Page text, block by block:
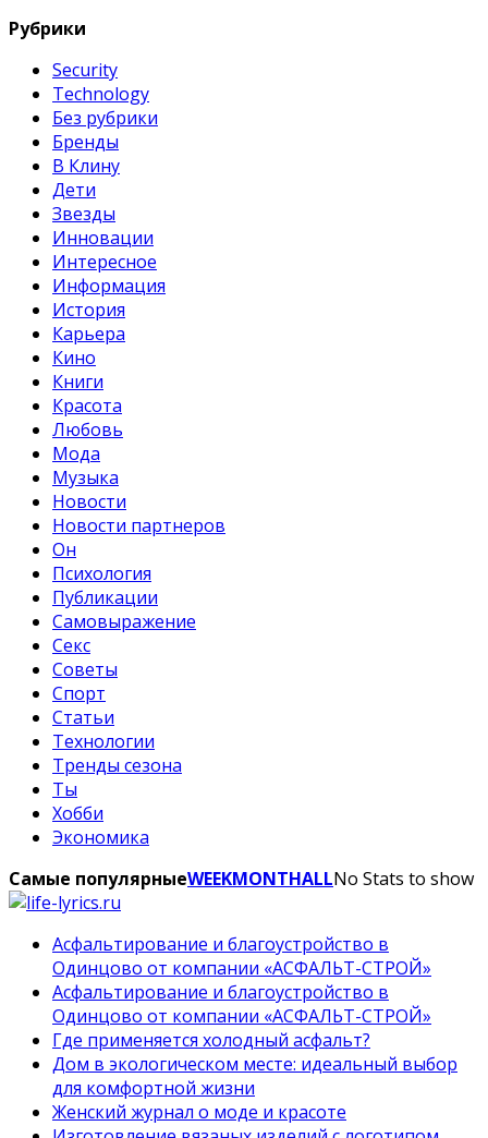
Рубрики
Security
Technology
Без рубрики
Бренды
В Клину
Дети
Звезды
Инновации
Интересное
Информация
История
Карьера
Кино
Книги
Красота
Любовь
Мода
Музыка
Новости
Новости партнеров
Он
Психология
Публикации
Самовыражение
Секс
Советы
Спорт
Статьи
Технологии
Тренды сезона
Ты
Хобби
Экономика
Самые популярныеWEEKMONTHALLNo Stats to show
Асфальтирование и благоустройство в
Одинцово от компании «АСФАЛЬТ-СТРОЙ»
Асфальтирование и благоустройство в
Одинцово от компании «АСФАЛЬТ-СТРОЙ»
Где применяется холодный асфальт?
Дом в экологическом месте: идеальный выбор
для комфортной жизни
Женский журнал о моде и красоте